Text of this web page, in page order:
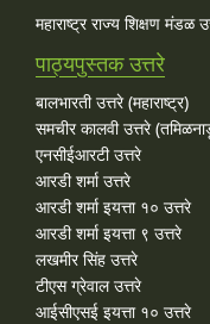
महाराष्ट्र राज्य शिक्षण
पाठ्यपुस्तक उत्तरे
बालभारती उत्तरे (महाराष्ट्र)
समचीर कालवी उत्तरे
एनसीईआरटी उत्तरे
आरडी शर्मा उत्तरे
आरडी शर्मा इयत्ता १० उत्तरे
आरडी शर्मा इयत्ता ९ उत्तरे
लखमीर सिंह उत्तरे
टीएस ग्रेवाल उत्तरे
आईसीएसई इयत्ता १० उत्तरे